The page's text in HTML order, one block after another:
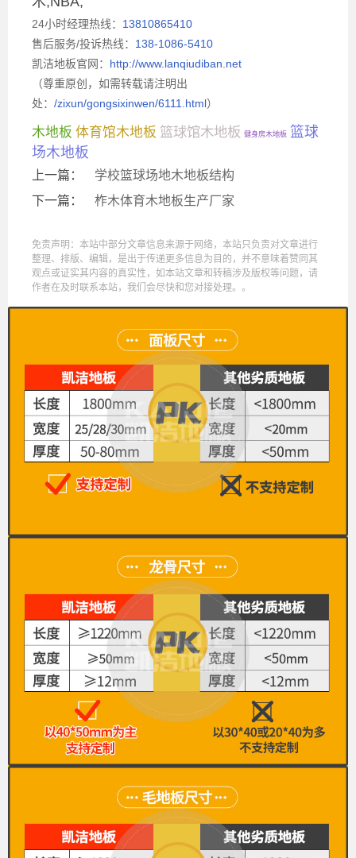
24小时经理热线： 13810865410
售后服务/投诉热线： 138-1086-5410
凯洁地板官网： http://www.lanqiudiban.net
（尊重原创，如需转载请注明出
处： /zixun/gongsixinwen/6111.html）
木地板 体育馆木地板 篮球馆木地板 健身房木地板 篮球
场木地板
上一篇：
学校篮球场地木地板结构
下一篇：
柞木体育木地板生产厂家
免责声明：本站中部分文章信息来源于网络，本站只负责对文章进行
整理、排版、编辑，是出于传递更多信息为目的，并不意味着赞同其
观点或证实其内容的真实性，如本站文章和转稿涉及版权等问题，请
作者在及时联系本站，我们会尽快和您对接处理。。